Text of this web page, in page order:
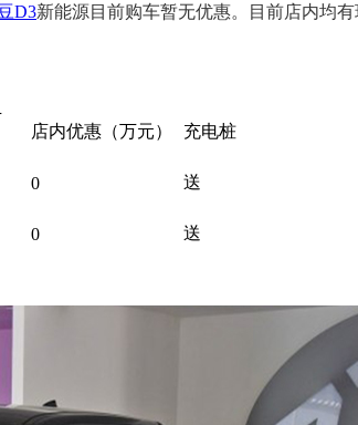
D3新能源目前购车暂无优惠。目前店内均
店内优惠（万元） 充电桩
0 送
0 送